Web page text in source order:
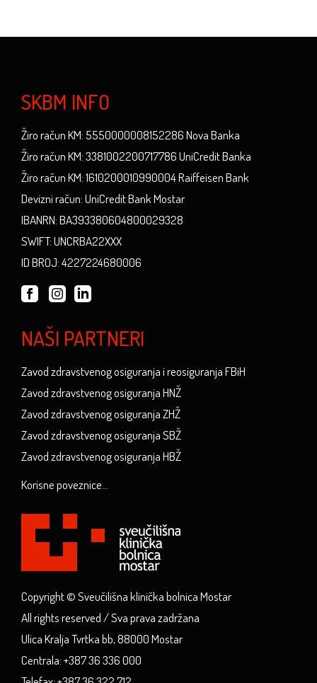
SKBM INFO
Žiro račun KM: 5550000008152286 Nova Banka
Žiro račun KM: 3381002200717786 UniCredit Banka
Žiro račun KM: 1610200010990004 Raiffeisen Bank
Devizni račun: UniCredit Bank Mostar
IBANRN: BA393380604800029328
SWIFT: UNCRBA22XXX
ID BROJ: 4227224680006
NAŠI PARTNERI
Zavod zdravstvenog osiguranja i reosiguranja FBiH
Zavod zdravstvenog osiguranja HNŽ
Zavod zdravstvenog osiguranja ZHŽ
Zavod zdravstvenog osiguranja SBŽ
Zavod zdravstvenog osiguranja HBŽ
Korisne poveznice...
Copyright © Sveučilišna klinička bolnica Mostar
All rights reserved / Sva prava zadržana
Ulica Kralja Tvrtka bb, 88000 Mostar
Centrala: +387 36 336 000